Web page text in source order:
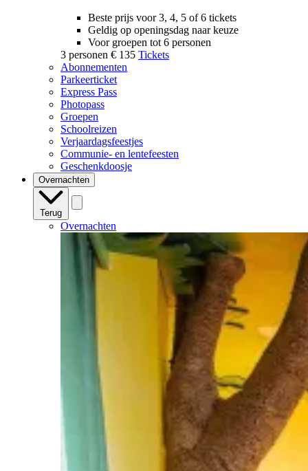
Beste prijs voor 3, 4, 5 of 6 tickets
Geldig op openingsdag naar keuze
Voor groepen tot 6 personen
3 personen € 135 Tickets
Abonnementen
Parkeerticket
Express Pass
Photopass
Groepen
Schoolreizen
Verjaardagsfeestjes
Communie- en lentefeesten
Geschenkdoosje
Overnachten
Terug
Overnachten